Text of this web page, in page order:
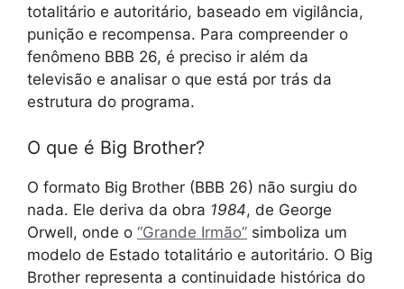
totalitário e autoritário, baseado em vigilância,
punição e recompensa. Para compreender o
fenômeno BBB 26, é preciso ir além da
televisão e analisar o que está por trás da
estrutura do programa.
O que é Big Brother?
O formato Big Brother (BBB 26) não surgiu do
nada. Ele deriva da obra 1984, de George
Orwell, onde o “Grande Irmão” simboliza um
modelo de Estado totalitário e autoritário. O Big
Brother representa a continuidade histórica do